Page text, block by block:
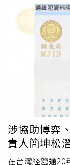
萬元交保，同
以15萬元至50
索來自美方提
「Grand
Wang（王國丹
得帛琉恩格貝
契約，實際用
黃婕、施亭宇
與帳務，涉嫌
未到案，黃、施
似利用度假村地
路博奕不法所得
上溯源、向外追
涉協助博弈
責人簡坤松
在台灣經營逾20